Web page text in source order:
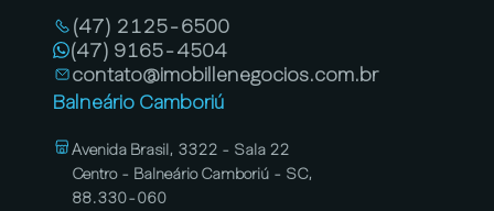
(47) 2125-6500
(47) 9165-4504
contato@imobillenegocios.com.br
Balneário Camboriú
Avenida Brasil, 3322 - Sala 22
Centro - Balneário Camboriú - SC,
88.330-060